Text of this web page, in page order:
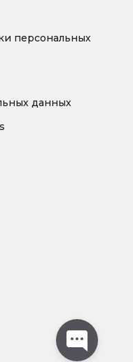
персональных
данных